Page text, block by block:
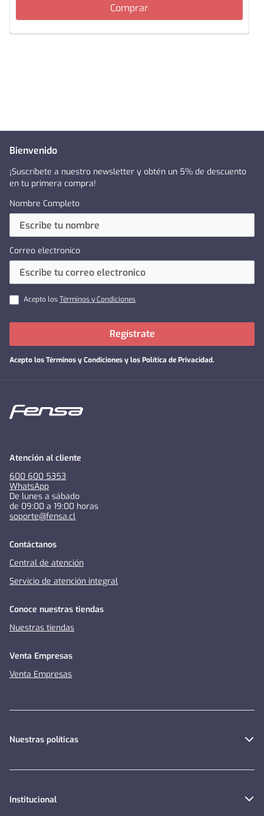
Comprar
Bienvenido
¡Suscríbete a nuestro newsletter y obtén un 5% de descuento
en tu primera compra!
Nombre Completo
Correo electronico
Acepto losTérminos y Condiciones
Acepto losTérminos y Condiciones y los Política de Privacidad.
Regístrate
Atención al cliente
600 600 5353
WhatsApp
De lunes a sábado
de 09:00 a 19:00 horas
soporte@fensa.cl
Contáctanos
Central de atención
Servicio de atención integral
Conoce nuestras tiendas
Nuestras tiendas
Venta Empresas
Venta Empresas
Nuestras políticas
Institucional